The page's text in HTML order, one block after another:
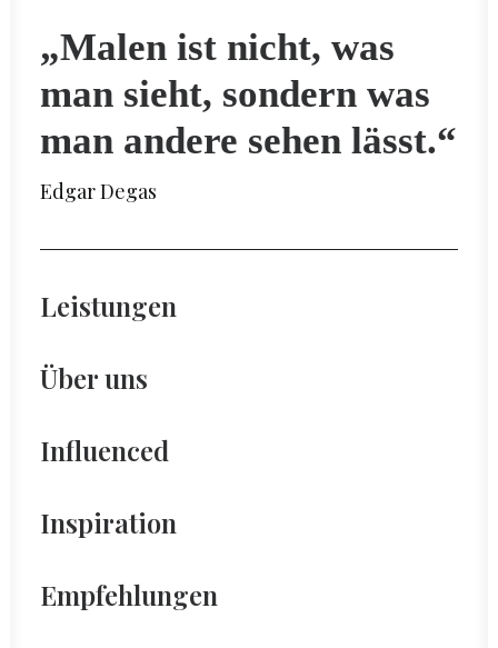
„Malen ist nicht, was
man sieht, sondern was
man andere sehen lässt.“
Edgar Degas
Leistungen
Über uns
Influenced
Inspiration
Empfehlungen